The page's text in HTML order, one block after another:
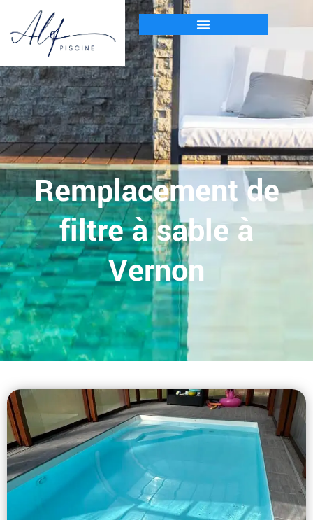
Remplacement de
filtre à sable à
Vernon